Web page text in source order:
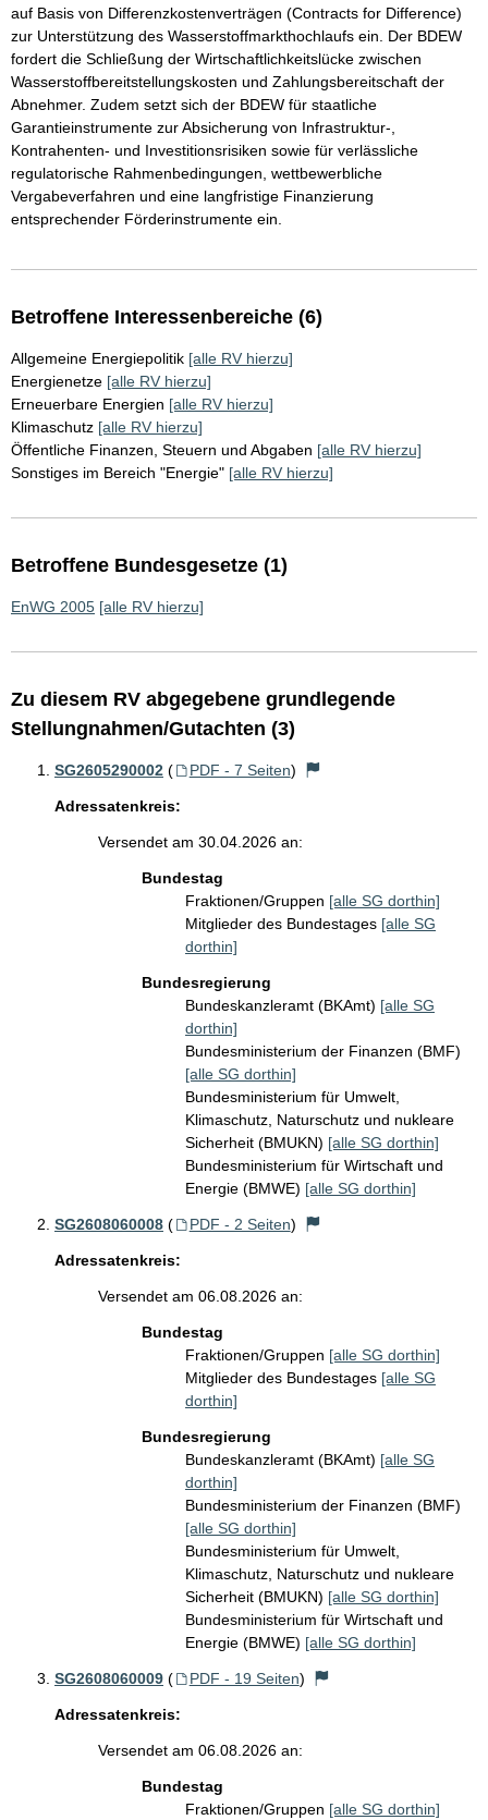
auf Basis von Differenzkostenverträgen (Contracts for Difference)
zur Unterstützung des Wasserstoffmarkthochlaufs ein. Der BDEW
fordert die Schließung der Wirtschaftlichkeitslücke zwischen
Wasserstoffbereitstellungskosten und Zahlungsbereitschaft der
Abnehmer. Zudem setzt sich der BDEW für staatliche
Garantieinstrumente zur Absicherung von Infrastruktur-,
Kontrahenten- und Investitionsrisiken sowie für verlässliche
regulatorische Rahmenbedingungen, wettbewerbliche
Vergabeverfahren und eine langfristige Finanzierung
entsprechender Förderinstrumente ein.
Betroffene Interessenbereiche (6)
Allgemeine Energiepolitik [alle RV hierzu]
Energienetze [alle RV hierzu]
Erneuerbare Energien [alle RV hierzu]
Klimaschutz [alle RV hierzu]
Öffentliche Finanzen, Steuern und Abgaben [alle RV hierzu]
Sonstiges im Bereich "Energie" [alle RV hierzu]
Betroffene Bundesgesetze (1)
EnWG 2005 [alle RV hierzu]
Zu diesem RV abgegebene grundlegende
Stellungnahmen/Gutachten (3)
SG2605290002 ( PDF - 7 Seiten)
Adressatenkreis:
Versendet am 30.04.2026 an:
Bundestag
Fraktionen/Gruppen [alle SG dorthin]
Mitglieder des Bundestages [alle SG
dorthin]
Bundesregierung
Bundeskanzleramt (BKAmt) [alle SG
dorthin]
Bundesministerium der Finanzen (BMF)
[alle SG dorthin]
Bundesministerium für Umwelt,
Klimaschutz, Naturschutz und nukleare
Sicherheit (BMUKN) [alle SG dorthin]
Bundesministerium für Wirtschaft und
Energie (BMWE) [alle SG dorthin]
SG2608060008 ( PDF - 2 Seiten)
Adressatenkreis:
Versendet am 06.08.2026 an:
Bundestag
Fraktionen/Gruppen [alle SG dorthin]
Mitglieder des Bundestages [alle SG
dorthin]
Bundesregierung
Bundeskanzleramt (BKAmt) [alle SG
dorthin]
Bundesministerium der Finanzen (BMF)
[alle SG dorthin]
Bundesministerium für Umwelt,
Klimaschutz, Naturschutz und nukleare
Sicherheit (BMUKN) [alle SG dorthin]
Bundesministerium für Wirtschaft und
Energie (BMWE) [alle SG dorthin]
SG2608060009 ( PDF - 19 Seiten)
Adressatenkreis:
Versendet am 06.08.2026 an:
Bundestag
Fraktionen/Gruppen [alle SG dorthin]